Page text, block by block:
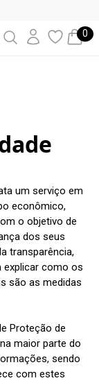
0
um serviço em
econômico,
o objetivo de
dos seus
transparência,
explicar como os
são as medidas
Proteção de
na maior parte do
sendo
com estes